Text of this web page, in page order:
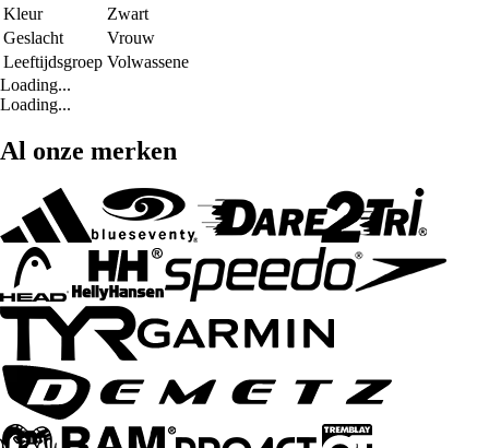
Kleur
Zwart
Geslacht
Vrouw
Leeftijdsgroep Volwassene
Loading...
Loading...
Al onze merken